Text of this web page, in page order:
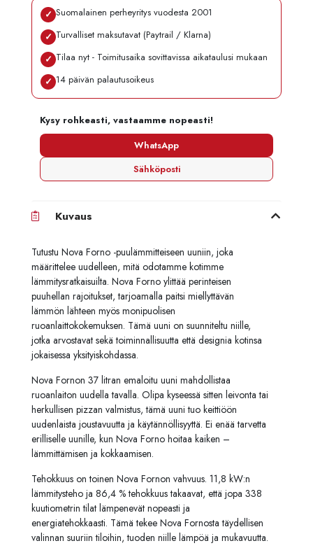
✓ Suomalainen perheyritys vuodesta 2001
✓ Turvalliset maksutavat (Paytrail / Klarna)
✓ Tilaa nyt - Toimitusaika sovittavissa aikataulusi mukaan
✓ 14 päivän palautusoikeus
Kysy rohkeasti, vastaamme nopeasti!
WhatsApp
Sähköposti
Kuvaus
Tutustu Nova Forno -puulämmitteiseen uuniin, joka
määrittelee uudelleen, mitä odotamme kotimme
lämmitysratkaisuilta. Nova Forno ylittää perinteisen
puuhellan rajoitukset, tarjoamalla paitsi miellyttävän
lämmön lähteen myös monipuolisen
ruoanlaittokokemuksen. Tämä uuni on suunniteltu niille,
jotka arvostavat sekä toiminnallisuutta että designia kotinsa
jokaisessa yksityiskohdassa.
Nova Fornon 37 litran emaloitu uuni mahdollistaa
ruoanlaiton uudella tavalla. Olipa kyseessä sitten leivonta tai
herkullisen pizzan valmistus, tämä uuni tuo keittiöön
uudenlaista joustavuutta ja käytännöllisyyttä. Ei enää tarvetta
erilliselle uunille, kun Nova Forno hoitaa kaiken –
lämmittämisen ja kokkaamisen.
Tehokkuus on toinen Nova Fornon vahvuus. 11,8 kW:n
lämmitysteho ja 86,4 % tehokkuus takaavat, että jopa 338
kuutiometrin tilat lämpenevät nopeasti ja
energiatehokkaasti. Tämä tekee Nova Fornosta täydellisen
valinnan suuriin tiloihin, tuoden niille lämpöä ja mukavuutta.